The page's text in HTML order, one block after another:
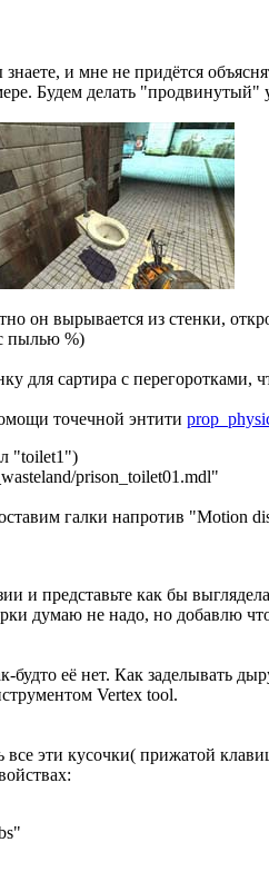
и мне не придётся
Будем делать
он вырывается из стенки,
пылью %)
для сартира с
точечной энтити
"toilet1")
prison_toilet01.mdl"
галки напротив "Motion
и представьте как бы
думаю не надо, но добавлю
будто её нет. Как заделывать
Vertex tool.
все эти кусочки( прижатой